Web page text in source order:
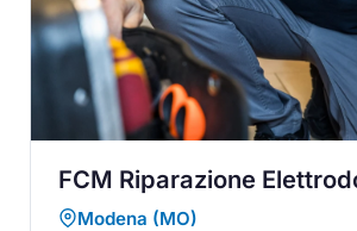
FCM Riparazione
Modena (MO)